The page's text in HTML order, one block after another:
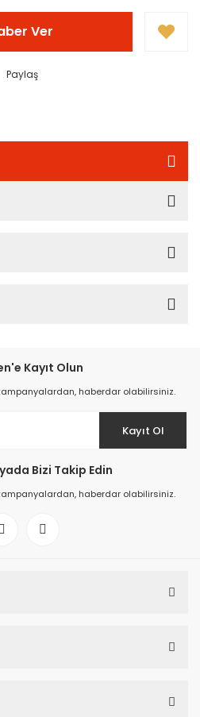
Ver
Paylaş
Kayıt Olun
haberdar olabilirsiniz.
Kayıt Ol
Bizi Takip Edin
haberdar olabilirsiniz.